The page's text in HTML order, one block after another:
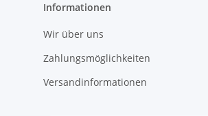
Informationen
Wir über uns
Zahlungsmöglichkeiten
Versandinformationen